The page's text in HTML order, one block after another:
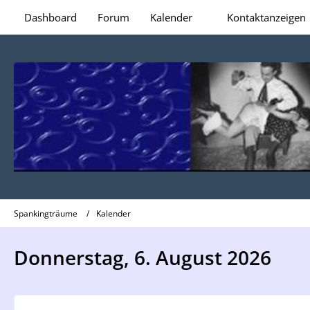
Dashboard Forum Kalender Kontaktanzeigen
Spankingträume Kalender
Donnerstag, 6. August 2026